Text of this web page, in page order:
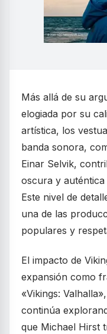
Más allá de su
elogiada por su
artística, los
banda sonora,
Einar Selvik,
oscura y auténtica
Este nivel de
una de las
populares y
El impacto de
expansión como
«Vikings:
continúa
que Michael Hirst